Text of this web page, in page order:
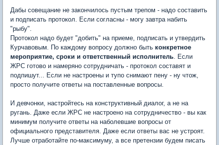
Дабы совещание не закончилось пустым трепом - надо составить
и подписать протокол. Если согласны - могу завтра набить
"рыбу".
Протокол надо будет "добить" на приеме, подписать и утвердить
Курчавовым. По каждому вопросу должно быть конкретное
мероприятие, сроки и ответственный исполнитель . Если
ЖРС готово и намеряно сотрудничать - протокол составят и
подпишут... Если не настроены и тупо снимают пену - ну чтож,
просто получите ответы на поставленные вопросы.
И девчонки, настройтесь на конструктивный диалог, а не на
ругань. Даже если ЖРС не настроено на сотрудничество - вы как
минимум получите ответы на наболевшие вопросы от
официального представителя. Даже если ответы вас не устроят.
Лучше отработайте по-максимуму, а все претензии будем писать